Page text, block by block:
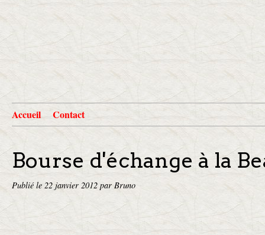
Accueil Contact
Bourse d'échange à la
Publié le 22 janvier 2012 par Bruno